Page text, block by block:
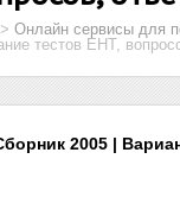
>Онлайн сервисы для
тестов ЕНТ,
2005 |